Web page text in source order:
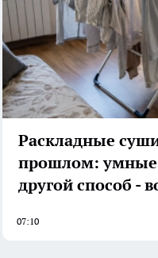
Раскладные
прошлом: умные
другой способ -
07:10